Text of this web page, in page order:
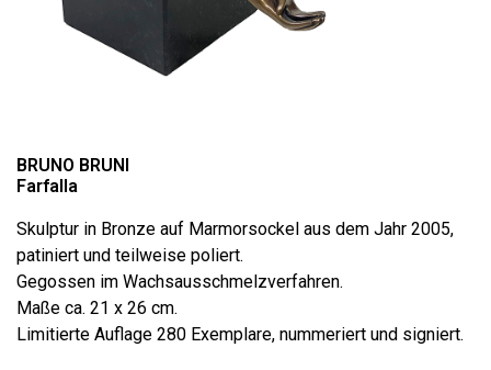
BRUNO BRUNI
Farfalla
Skulptur in Bronze auf Marmorsockel aus dem Jahr 2005,
patiniert und teilweise poliert.
Gegossen im Wachsausschmelzverfahren.
Maße ca. 21 x 26 cm.
Limitierte Auflage 280 Exemplare, nummeriert und signiert.